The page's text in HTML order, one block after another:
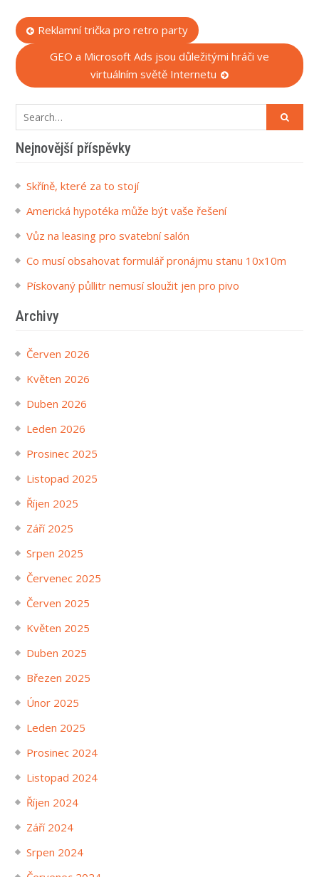
Navigace
pro
příspěvek
Reklamní trička pro retro party
GEO a Microsoft Ads jsou důležitými hráči ve
virtuálním světě Internetu
Search
for:
Nejnovější příspěvky
Skříně, které za to stojí
Americká hypotéka může být vaše řešení
Vůz na leasing pro svatební salón
Co musí obsahovat formulář pronájmu stanu 10x10m
Pískovaný půllitr nemusí sloužit jen pro pivo
Archivy
Červen 2026
Květen 2026
Duben 2026
Leden 2026
Prosinec 2025
Listopad 2025
Říjen 2025
Září 2025
Srpen 2025
Červenec 2025
Červen 2025
Květen 2025
Duben 2025
Březen 2025
Únor 2025
Leden 2025
Prosinec 2024
Listopad 2024
Říjen 2024
Září 2024
Srpen 2024